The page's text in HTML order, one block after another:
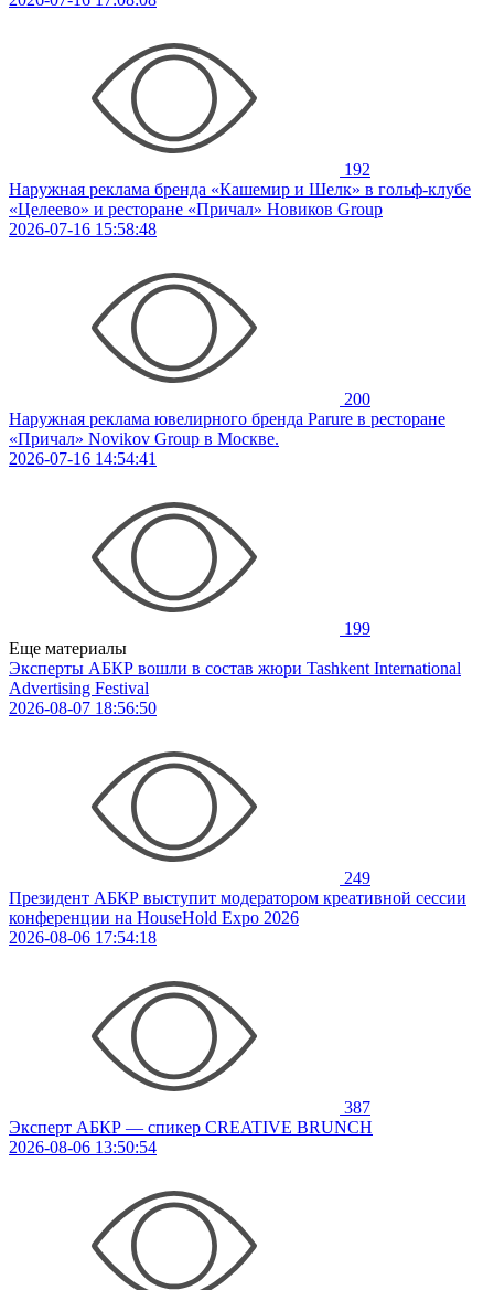
192
Наружная реклама бренда «Кашемир и Шелк» в гольф-клубе
«Целеево» и ресторане «Причал» Новиков Group
2026-07-16 15:58:48
200
Наружная реклама ювелирного бренда Parure в ресторане
«Причал» Novikov Group в Москве.
2026-07-16 14:54:41
199
Еще материалы
Эксперты АБКР вошли в состав жюри Tashkent International
Advertising Festival
2026-08-07 18:56:50
249
Президент АБКР выступит модератором креативной сессии
конференции на HouseHold Expo 2026
2026-08-06 17:54:18
387
Эксперт АБКР — спикер CREATIVE BRUNCH
2026-08-06 13:50:54